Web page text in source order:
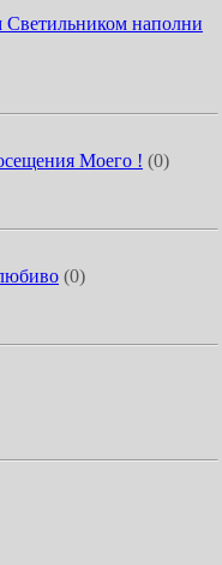
наполни
Моего ! (0)
(0)